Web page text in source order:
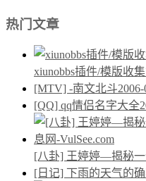
热门文章
xiunobbs插件/模版收
[MTV] -南文北斗
[QQ] qq情侣名字大全
[八卦] 王婷婷—揭秘
[日记] 下雨的天气的